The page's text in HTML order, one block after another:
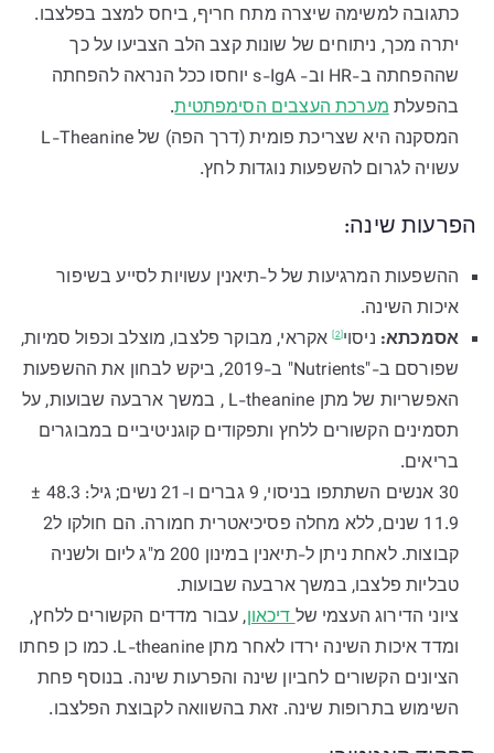
כתגובה למשימה שיצרה מתח חריף, ביחס למצב בפלצבו.
יתרה מכך, ניתוחים של שונות קצב הלב הצביעו על כך
שההפחתה ב-HR וב- s-IgA יוחסו ככל הנראה להפחתה
בהפעלתמערכת העצבים הסימפתטית.
המסקנה היא שצריכת פומית (דרך הפה) של L-Theanine
עשויה לגרום להשפעות נוגדות לחץ.
הפרעות שינה:
ההשפעות המרגיעות של ל-תיאנין עשויות לסייע בשיפור
איכות השינה.
אסמכתא: ניסוי[2]
אקראי, מבוקר פלצבו, מוצלב וכפול סמיות,
שפורסם ב-"Nutrients" ב-2019, ביקש לבחון את ההשפעות
האפשריות של מתן L-theanine , במשך ארבעה שבועות, על
תסמינים הקשורים ללחץ ותפקודים קוגניטיביים במבוגרים
בריאים.
30 אנשים השתתפו בניסוי, 9 גברים ו-21 נשים; גיל: 48.3 ±
11.9 שנים, ללא מחלה פסיכיאטרית חמורה. הם חולקו ל2
קבוצות. לאחת ניתן ל-תיאנין במינון 200 מ"ג ליום ולשניה
טבליות פלצבו, במשך ארבעה שבועות.
ציוני הדירוג העצמי שלדיכאון, עבור מדדים הקשורים ללחץ,
ומדד איכות השינה ירדו לאחר מתן L-theanine. כמו כן פחתו
הציונים הקשורים לחביון שינה והפרעות שינה. בנוסף פחת
השימוש בתרופות שינה. זאת בהשוואה לקבוצת הפלצבו.